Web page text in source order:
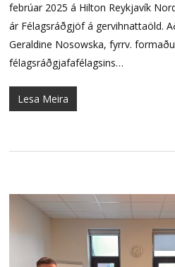
febrúar 2025 á Hilton Reykjavík
ár Félagsráðgjöf á gervihnattaöld.
Geraldine Nosowska, fyrrv.
félagsráðgjafafélagsins…
Lesa Meira